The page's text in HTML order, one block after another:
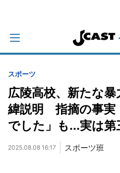
スポーツ
広陵高校、新たな
緯説明 指摘の事実
でした」も...実は第
2025.08.08 16:17 スポーツ班